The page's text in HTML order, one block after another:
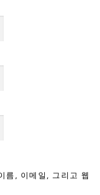
름, 이메일, 그리고 웹